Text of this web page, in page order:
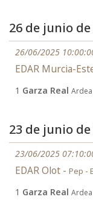
26 de junio de
26/06/2025
EDAR Murcia-
1 Garza Real
23 de junio de
23/06/2025
EDAR Olot - Pep -
1 Garza Real